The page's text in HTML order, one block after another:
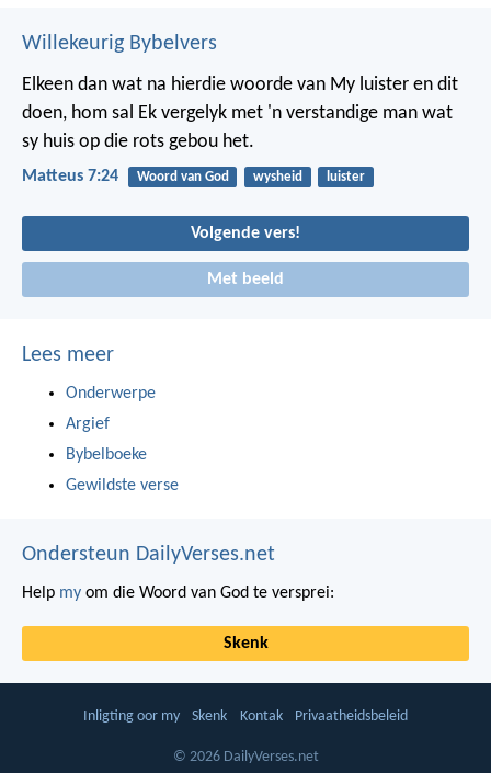
Willekeurig Bybelvers
Elkeen dan wat na hierdie woorde van My luister en dit
doen, hom sal Ek vergelyk met 'n verstandige man wat
sy huis op die rots gebou het.
Matteus 7:24 Woord van God wysheid luister
Volgende vers!
Met beeld
Lees meer
Onderwerpe
Argief
Bybelboeke
Gewildste verse
Ondersteun DailyVerses.net
Help my om die Woord van God te versprei:
Skenk
Inligting oor my Skenk Kontak Privaatheidsbeleid
© 2026 DailyVerses.net